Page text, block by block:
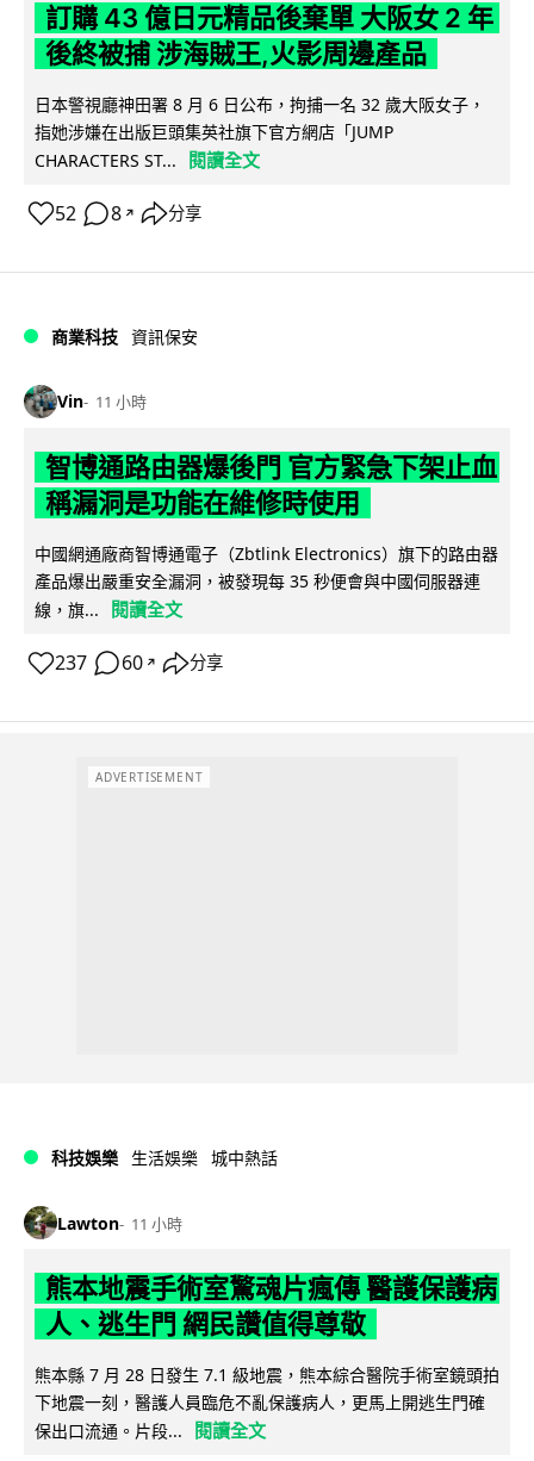
訂購 43 億日元精品後棄單 大阪女 2 年
後終被捕 涉海賊王,火影周邊產品
日本警視廳神田署 8 月 6 日公布，拘捕一名 32 歲大阪女子，
指她涉嫌在出版巨頭集英社旗下官方網店「JUMP
CHARACTERS ST...
閱讀全文
52 8 ↗ 分享
商業科技 資訊保安
Vin 11 小時
智博通路由器爆後門 官方緊急下架止血
稱漏洞是功能在維修時使用
中國網通廠商智博通電子（Zbtlink Electronics）旗下的路由器
產品爆出嚴重安全漏洞，被發現每 35 秒便會與中國伺服器連
線，旗...
閱讀全文
237 60 ↗ 分享
ADVERTISEMENT
科技娛樂 生活娛樂 城中熱話
Lawton 11 小時
熊本地震手術室驚魂片瘋傳 醫護保護病
人、逃生門 網民讚值得尊敬
熊本縣 7 月 28 日發生 7.1 級地震，熊本綜合醫院手術室鏡頭拍
下地震一刻，醫護人員臨危不亂保護病人，更馬上開逃生門確
保出口流通。片段...
閱讀全文